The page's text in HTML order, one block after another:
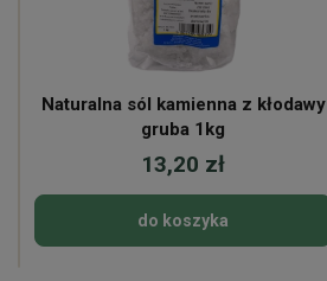
Naturalna sól kamienna z kłodawy
gruba 1kg
13,20 zł
do koszyka